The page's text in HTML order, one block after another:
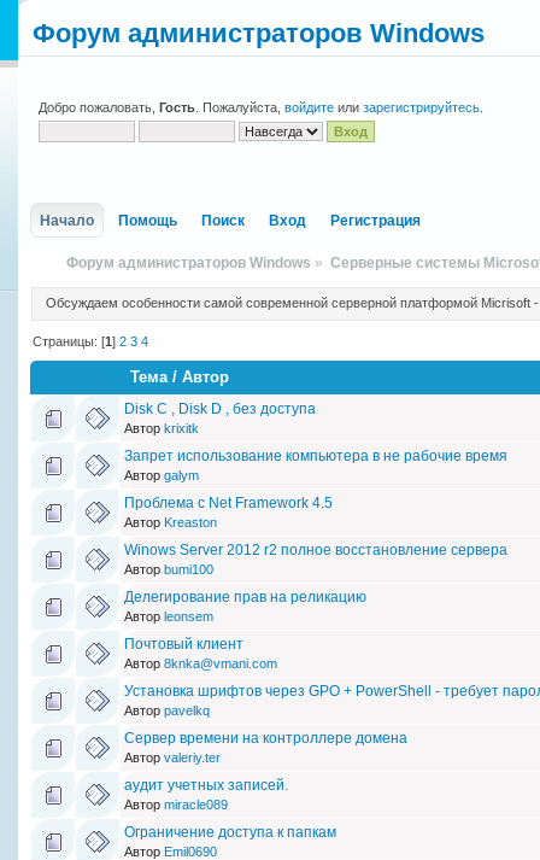
Форум администраторов Windows
Добро пожаловать, Гость . Пожалуйста, войдите или зарегистрируйтесь
Начало Помощь Поиск Вход Регистрация
Форум администраторов Windows » Серверные системы
Обсуждаем особенности самой современной серверной платформой Micrisoft
Страницы: [1]2 3 4
Тема /Автор
Disk C , Disk D , без доступа
Автор krixitk
Запрет использование компьютера в не рабочие время
Автор galym
Проблема с Net Framework 4.5
Автор Kreaston
Winows Server 2012 r2 полное восстановление сервера
Автор bumi100
Делегирование прав на реликацию
Автор leonsem
Почтовый клиент
Автор 8knka@vmani.com
Установка шрифтов через GPO + PowerShell - требует
Автор pavelkq
Сервер времени на контроллере домена
Автор valeriy.ter
аудит учетных записей.
Автор miracle089
Ограничение доступа к папкам
Автор Emil0690